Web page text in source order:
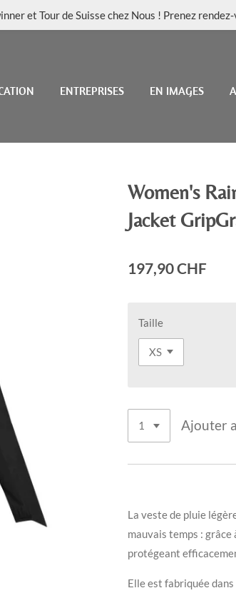
et Tour de Suisse chez Nous ! Prenez rendez-
ENTREPRISES EN IMAGES
Women's
Jacket
197,90 CHF
Taille
Ajouter
La veste de pluie
mauvais temps :
protégeant
Elle est fabriquée